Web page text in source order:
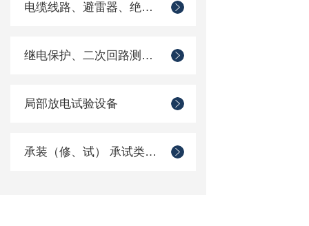
电缆线路、避雷器、绝缘子测试仪器
继电保护、二次回路测试仪器
局部放电试验设备
承装（修、试） 承试类仪器